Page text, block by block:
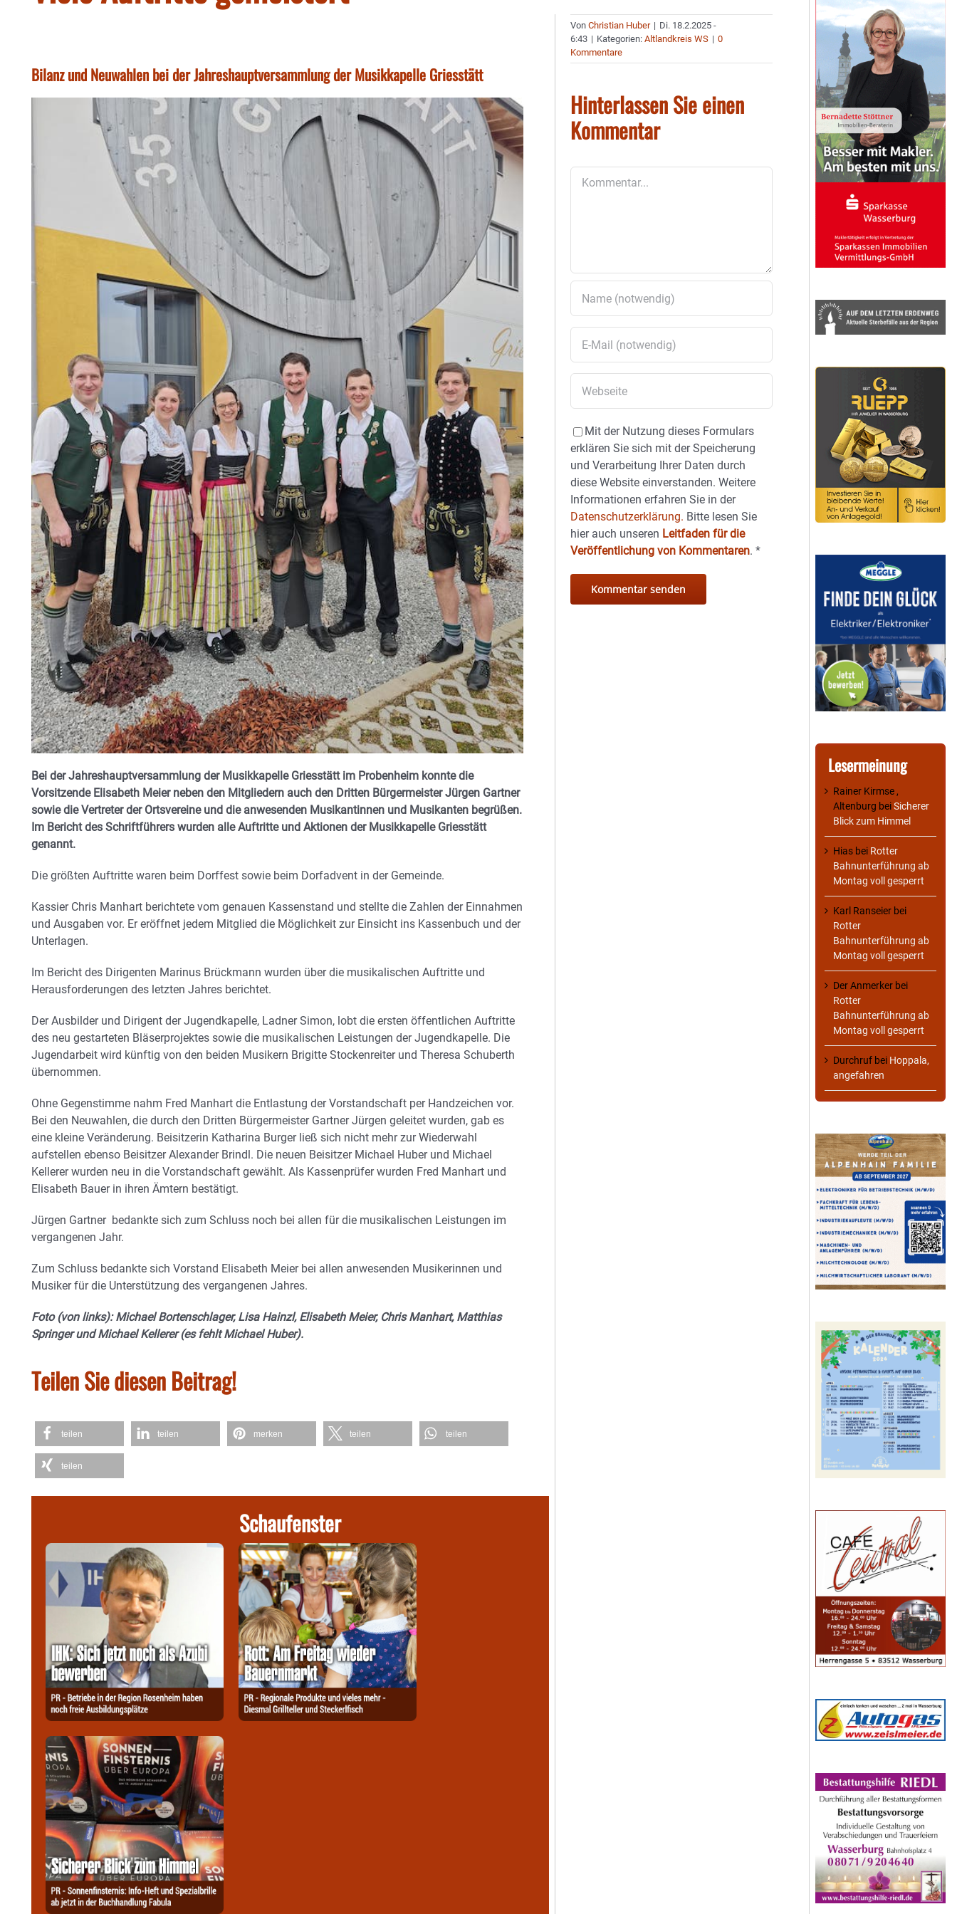
Bilanz und Neuwahlen bei der Jahreshauptversammlung der Musikkapelle Griesstätt
Bei der Jahreshauptversammlung der Musikkapelle Griesstätt im Probenheim konnte die
Vorsitzende Elisabeth Meier neben den Mitgliedern auch den Dritten Bürgermeister Jürgen Gartner
sowie die Vertreter der Ortsvereine und die anwesenden Musikantinnen und Musikanten begrüßen.
Im Bericht des Schriftführers wurden alle Auftritte und Aktionen der Musikkapelle Griesstätt
genannt.
Die größten Auftritte waren beim Dorffest sowie beim Dorfadvent in der Gemeinde.
Kassier Chris Manhart berichtete vom genauen Kassenstand und stellte die Zahlen der Einnahmen
und Ausgaben vor. Er eröffnet jedem Mitglied die Möglichkeit zur Einsicht ins Kassenbuch und der
Unterlagen.
Im Bericht des Dirigenten Marinus Brückmann wurden über die musikalischen Auftritte und
Herausforderungen des letzten Jahres berichtet.
Der Ausbilder und Dirigent der Jugendkapelle, Ladner Simon, lobt die ersten öffentlichen Auftritte
des neu gestarteten Bläserprojektes sowie die musikalischen Leistungen der Jugendkapelle. Die
Jugendarbeit wird künftig von den beiden Musikern Brigitte Stockenreiter und Theresa Schuberth
übernommen.
Ohne Gegenstimme nahm Fred Manhart die Entlastung der Vorstandschaft per Handzeichen vor.
Bei den Neuwahlen, die durch den Dritten Bürgermeister Gartner Jürgen geleitet wurden, gab es
eine kleine Veränderung. Beisitzerin Katharina Burger ließ sich nicht mehr zur Wiederwahl
aufstellen ebenso Beisitzer Alexander Brindl. Die neuen Beisitzer Michael Huber und Michael
Kellerer wurden neu in die Vorstandschaft gewählt. Als Kassenprüfer wurden Fred Manhart und
Elisabeth Bauer in ihren Ämtern bestätigt.
Jürgen Gartner bedankte sich zum Schluss noch bei allen für die musikalischen Leistungen im
vergangenen Jahr.
Zum Schluss bedankte sich Vorstand Elisabeth Meier bei allen anwesenden Musikerinnen und
Musiker für die Unterstützung des vergangenen Jahres.
Foto (von links): Michael Bortenschlager, Lisa Hainzl, Elisabeth Meier, Chris Manhart, Matthias
Springer und Michael Kellerer (es fehlt Michael Huber).
Teilen Sie diesen Beitrag!
teilen teilen merken teilen teilen
teilen
Schaufenster
VonChristian Huber | Di. 18.2.2025 -
6:43 | Kategorien:Altlandkreis WS | 0
Kommentare
Hinterlassen Sie einen
Kommentar
Mit der Nutzung dieses Formulars
erklären Sie sich mit der Speicherung
und Verarbeitung Ihrer Daten durch
diese Website einverstanden. Weitere
Informationen erfahren Sie in der
Datenschutzerklärung. Bitte lesen Sie
hier auch unseren Leitfaden für die
Veröffentlichung von Kommentaren.*
Lesermeinung
Rainer Kirmse ,
Altenburg beiSicherer
Blick zum Himmel
Hias bei Rotter
Bahnunterführung ab
Montag voll gesperrt
Karl Ranseier bei
Rotter
Bahnunterführung ab
Montag voll gesperrt
Der Anmerker bei
Rotter
Bahnunterführung ab
Montag voll gesperrt
Durchruf bei Hoppala,
angefahren